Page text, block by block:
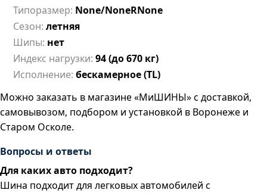
Типоразмер: None/NoneRNone
Сезон: летняя
Шипы: нет
Индекс нагрузки: 94 (до 670 кг)
Исполнение: бескамерное (TL)
Можно заказать в магазине «МиШИНЫ» с доставкой,
самовывозом, подбором и установкой в Воронеже и
Старом Осколе.
Вопросы и ответы
Для каких авто подходит?
Шина подходит для легковых автомобилей с